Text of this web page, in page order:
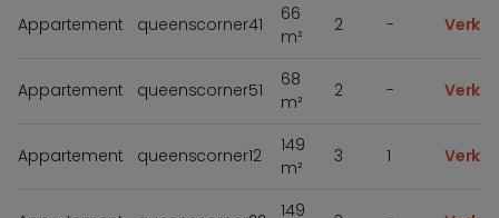
Appartement queenscorner41
66
m²
2 -
Appartement queenscorner51
68
m²
2 -
Appartement queenscorner12
149
m²
3 1
149